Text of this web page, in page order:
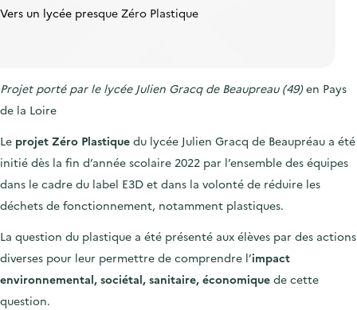
Vers un lycée presque Zéro Plastique
Projet porté par le lycée Julien Gracq de Beaupreau (49)en Pays
de la Loire
Le projet Zéro Plastique du lycée Julien Gracq de Beaupréau a été
initié dès la fin d’année scolaire 2022 par l’ensemble des équipes
dans le cadre du label E3D et dans la volonté de réduire les
déchets de fonctionnement, notamment plastiques.
La question du plastique a été présenté aux élèves par des actions
diverses pour leur permettre de comprendre l’impact
environnemental, sociétal, sanitaire, économique de cette
question.